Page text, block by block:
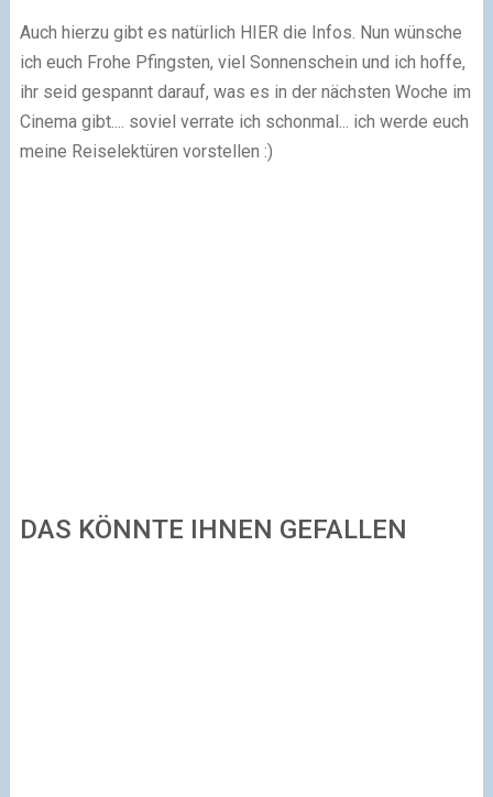
Auch hierzu gibt es natürlich HIER die Infos. Nun wünsche
ich euch Frohe Pfingsten, viel Sonnenschein und ich hoffe,
ihr seid gespannt darauf, was es in der nächsten Woche im
Cinema gibt.... soviel verrate ich schonmal... ich werde euch
meine Reiselektüren vorstellen :)
DAS KÖNNTE IHNEN GEFALLEN